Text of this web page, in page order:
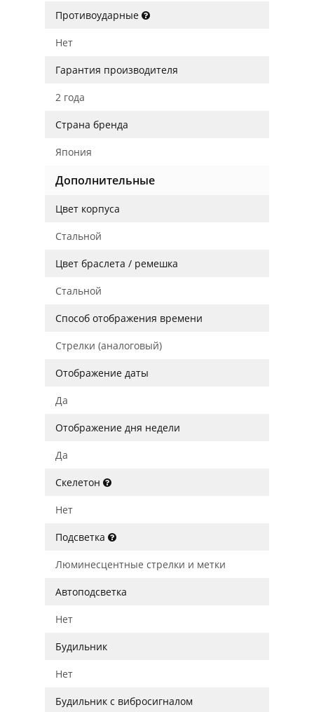
Противоударные
Нет
Гарантия производителя
2 года
Страна бренда
Япония
Дополнительные
Цвет корпуса
Стальной
Цвет браслета / ремешка
Стальной
Способ отображения времени
Стрелки (аналоговый)
Отображение даты
Да
Отображение дня недели
Да
Скелетон
Нет
Подсветка
Люминесцентные стрелки и метки
Автоподсветка
Нет
Будильник
Нет
Будильник с вибросигналом